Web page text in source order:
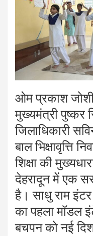
ओम प्रकाश
मुख्यमंत्री पुष्कर
जिलाधिकारी
बाल भिक्षावृत्ति
शिक्षा की
देहरादून में एक
है। साधु राम
का पहला मॉडल
बचपन को नई